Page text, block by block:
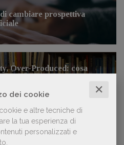
dei cookie ✕
e altre tecniche di
la tua esperienza di
personalizzati e
cambiare prospettiva
Over-Produced: cosa
dei testi ricevuti per